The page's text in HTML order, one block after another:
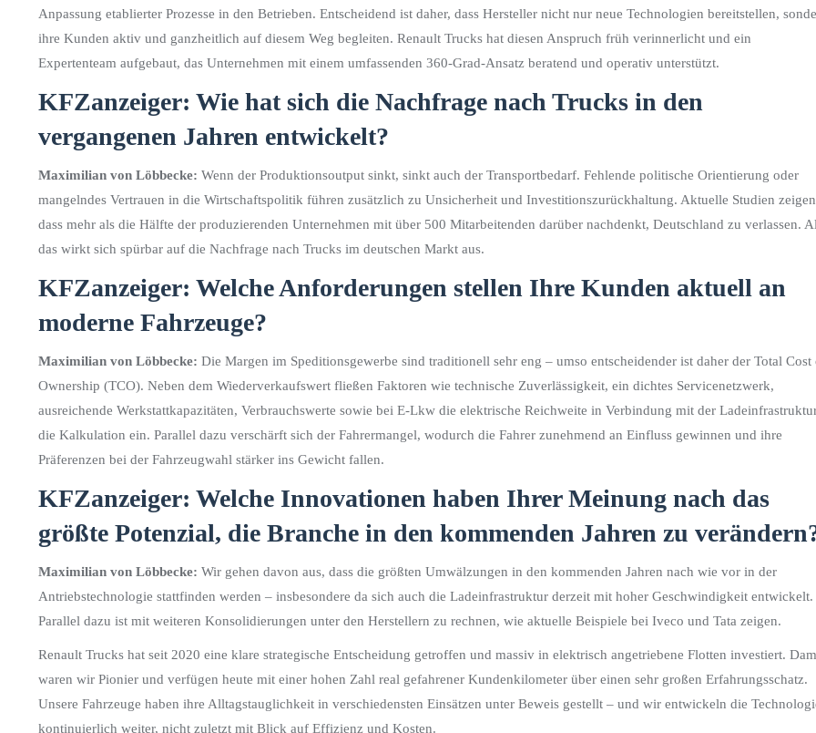
Anpassung etablierter Prozesse in den Betrieben. Entscheidend ist daher, dass Hersteller nicht nur neue Technologien bereitstellen,
ihre Kunden aktiv und ganzheitlich auf diesem Weg begleiten. Renault Trucks hat diesen Anspruch früh verinnerlicht und ein
Expertenteam aufgebaut, das Unternehmen mit einem umfassenden 360-Grad-Ansatz beratend und operativ unterstützt.
KFZanzeiger: Wie hat sich die Nachfrage nach Trucks in den
vergangenen Jahren entwickelt?
Maximilian von Löbbecke: Wenn der Produktionsoutput sinkt, sinkt auch der Transportbedarf. Fehlende politische Orientierung oder
mangelndes Vertrauen in die Wirtschaftspolitik führen zusätzlich zu Unsicherheit und Investitionszurückhaltung. Aktuelle Studien
dass mehr als die Hälfte der produzierenden Unternehmen mit über 500 Mitarbeitenden darüber nachdenkt, Deutschland zu verlassen.
das wirkt sich spürbar auf die Nachfrage nach Trucks im deutschen Markt aus.
KFZanzeiger: Welche Anforderungen stellen Ihre Kunden aktuell an
moderne Fahrzeuge?
Maximilian von Löbbecke: Die Margen im Speditionsgewerbe sind traditionell sehr eng – umso entscheidender ist daher der Total Cost
Ownership (TCO). Neben dem Wiederverkaufswert fließen Faktoren wie technische Zuverlässigkeit, ein dichtes Servicenetzwerk,
ausreichende Werkstattkapazitäten, Verbrauchswerte sowie bei E-Lkw die elektrische Reichweite in Verbindung mit der
die Kalkulation ein. Parallel dazu verschärft sich der Fahrermangel, wodurch die Fahrer zunehmend an Einfluss gewinnen und ihre
Präferenzen bei der Fahrzeugwahl stärker ins Gewicht fallen.
KFZanzeiger: Welche Innovationen haben Ihrer Meinung nach das
größte Potenzial, die Branche in den kommenden Jahren zu
Maximilian von Löbbecke: Wir gehen davon aus, dass die größten Umwälzungen in den kommenden Jahren nach wie vor in der
Antriebstechnologie stattfinden werden – insbesondere da sich auch die Ladeinfrastruktur derzeit mit hoher Geschwindigkeit entwickelt.
Parallel dazu ist mit weiteren Konsolidierungen unter den Herstellern zu rechnen, wie aktuelle Beispiele bei Iveco und Tata zeigen.
Renault Trucks hat seit 2020 eine klare strategische Entscheidung getroffen und massiv in elektrisch angetriebene Flotten investiert.
waren wir Pionier und verfügen heute mit einer hohen Zahl real gefahrener Kundenkilometer über einen sehr großen Erfahrungsschatz.
Unsere Fahrzeuge haben ihre Alltagstauglichkeit in verschiedensten Einsätzen unter Beweis gestellt – und wir entwickeln die
kontinuierlich weiter, nicht zuletzt mit Blick auf Effizienz und Kosten.